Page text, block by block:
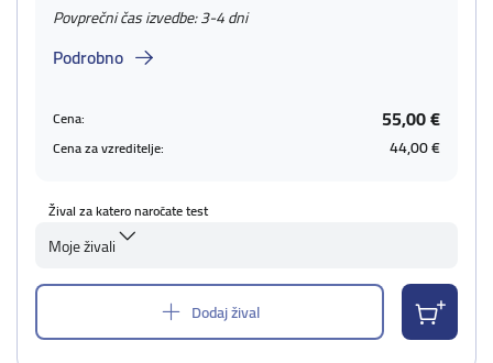
Povprečni čas izvedbe: 3-4 dni
Podrobno
Cena: 55,00 €
Cena za vzreditelje: 44,00 €
Žival za katero naročate test
Moje živali
Dodaj žival